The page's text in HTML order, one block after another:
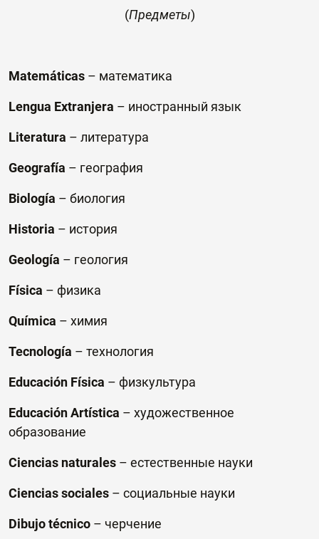
(Предметы)
Matemáticas – математика
Lengua Extranjera – иностранный язык
Literatura – литература
Geografía – география
Biología – биология
Historia – история
Geología – геология
Física – физика
Química – химия
Tecnología – технология
Educación Física – физкультура
EducaciónArtística – художественное
образование
Ciencias naturales – естественные науки
Ciencias sociales – социальные науки
Dibujo técnico – черчение